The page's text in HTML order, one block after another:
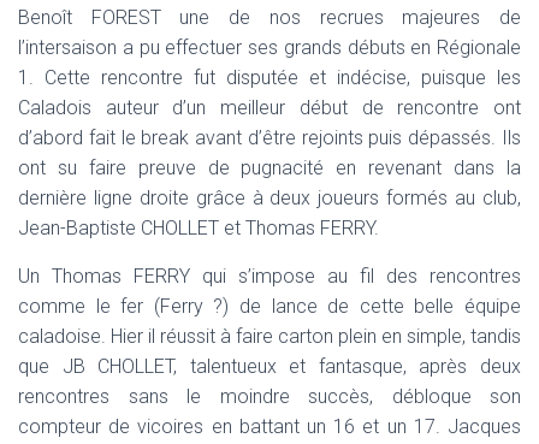
Benoît FOREST une de nos recrues majeures de
l’intersaison a pu effectuer ses grands débuts en Régionale
1. Cette rencontre fut disputée et indécise, puisque les
Caladois auteur d’un meilleur début de rencontre ont
d’abord fait le break avant d’être rejoints puis dépassés. Ils
ont su faire preuve de pugnacité en revenant dans la
dernière ligne droite grâce à deux joueurs formés au club,
Jean-Baptiste CHOLLET et Thomas FERRY.
Un Thomas FERRY qui s’impose au fil des rencontres
comme le fer (Ferry ?) de lance de cette belle équipe
caladoise. Hier il réussit à faire carton plein en simple, tandis
que JB CHOLLET, talentueux et fantasque, après deux
rencontres sans le moindre succès, débloque son
compteur de vicoires en battant un 16 et un 17. Jacques